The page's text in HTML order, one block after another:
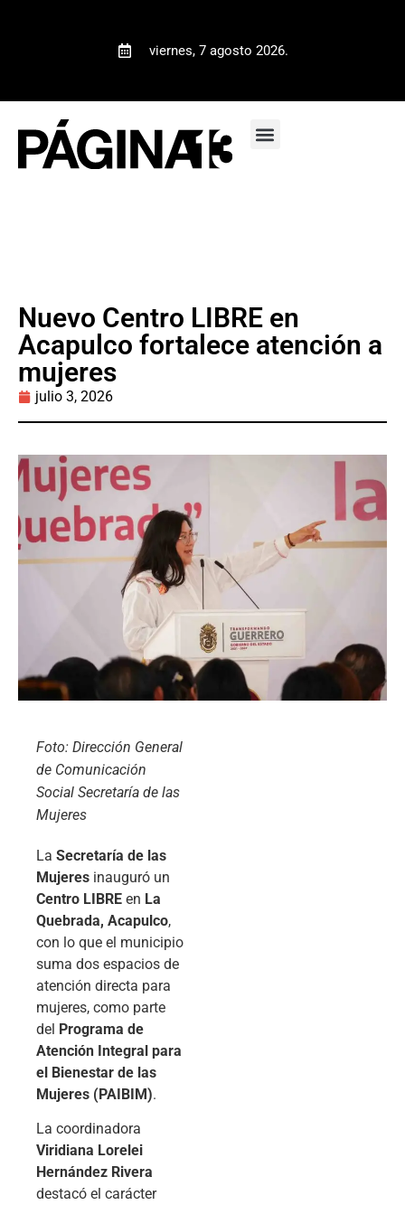
viernes, 7 agosto 2026.
Nuevo Centro LIBRE en
Acapulco fortalece atención a
mujeres
julio 3, 2026
Foto: Dirección General
de Comunicación
Social Secretaría de las
Mujeres
La Secretaría de las
Mujeres inauguró un
Centro LIBRE en La
Quebrada, Acapulco,
con lo que el municipio
suma dos espacios de
atención directa para
mujeres, como parte
del Programa de
Atención Integral para
el Bienestar de las
Mujeres (PAIBIM).
La coordinadora
Viridiana Lorelei
Hernández Rivera
destacó el carácter